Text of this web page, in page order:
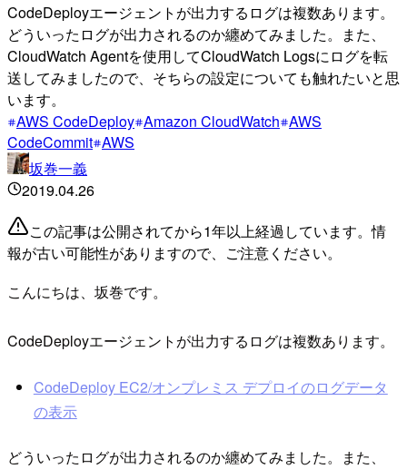
CodeDeployエージェントが出力するログは複数あります。
どういったログが出力されるのか纏めてみました。また、
CloudWatch Agentを使用してCloudWatch Logsにログを転
送してみましたので、そちらの設定についても触れたいと思
います。
AWS CodeDeploy Amazon CloudWatch AWS
CodeCommit AWS
坂巻一義
2019.04.26
この記事は公開されてから1年以上経過しています。情
報が古い可能性がありますので、ご注意ください。
こんにちは、坂巻です。
CodeDeployエージェントが出力するログは複数あります。
CodeDeploy EC2/オンプレミス デプロイのログデータ
の表示
どういったログが出力されるのか纏めてみました。また、